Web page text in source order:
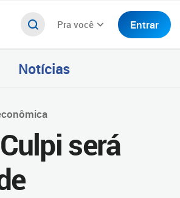
Pra você Entrar
Notícias
será